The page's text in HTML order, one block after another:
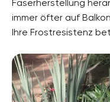
Faserherstellung
immer öfter auf
Ihre Frostresistenz